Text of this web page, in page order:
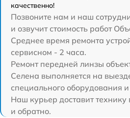
качественно!
Позвоните нам и наш
и озвучит стоимость работ
Среднее время ремонта
сервисном - 2 часа.
Ремонт передней линзы
Селена выполняется на
специального оборудования
Наш курьер доставит технику
и обратно.